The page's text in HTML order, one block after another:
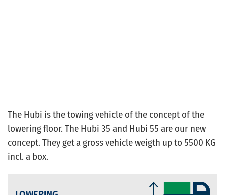
The Hubi is the towing vehicle of the concept of the
lowering floor. The Hubi 35 and Hubi 55 are our new
concept. They get a gross vehicle weigth up to 5500 KG
incl. a box.